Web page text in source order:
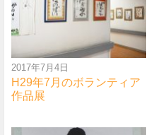
2017年7月4日
H29年7月のボランティア
作品展